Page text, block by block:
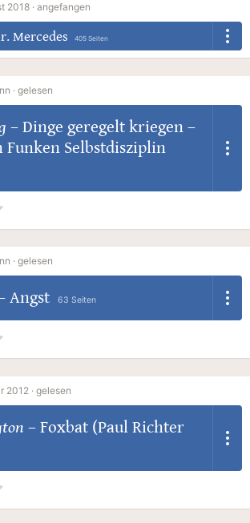
2018 · angefangen
Mercedes 405 Seiten
· gelesen
– Dinge geregelt kriegen –
Funken Selbstdisziplin
· gelesen
Angst 63 Seiten
2012 · gelesen
– Foxbat (Paul Richter